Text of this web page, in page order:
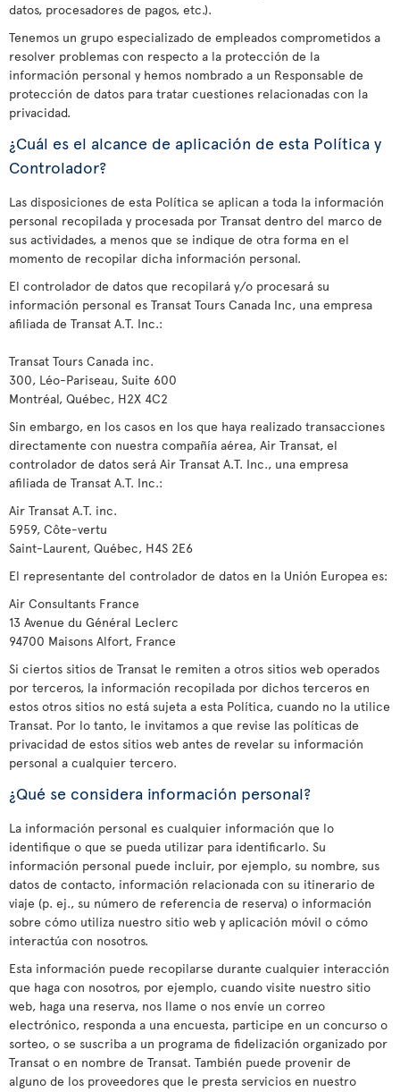
datos, procesadores de pagos, etc.).
Tenemos un grupo especializado de empleados comprometidos a
resolver problemas con respecto a la protección de la
información personal y hemos nombrado a un Responsable de
protección de datos para tratar cuestiones relacionadas con la
privacidad.
¿Cuál es el alcance de aplicación de esta Política y
Controlador?
Las disposiciones de esta Política se aplican a toda la información
personal recopilada y procesada por Transat dentro del marco de
sus actividades, a menos que se indique de otra forma en el
momento de recopilar dicha información personal.
El controlador de datos que recopilará y/o procesará su
información personal es Transat Tours Canada Inc, una empresa
afiliada de Transat A.T. Inc.:
Transat Tours Canada inc.
300, Léo-Pariseau, Suite 600
Montréal, Québec, H2X 4C2
Sin embargo, en los casos en los que haya realizado transacciones
directamente con nuestra compañía aérea, Air Transat, el
controlador de datos será Air Transat A.T. Inc., una empresa
afiliada de Transat A.T. Inc.:
Air Transat A.T. inc.
5959, Côte-vertu
Saint-Laurent, Québec, H4S 2E6
El representante del controlador de datos en la Unión Europea es:
Air Consultants France
13 Avenue du Général Leclerc
94700 Maisons Alfort, France
Si ciertos sitios de Transat le remiten a otros sitios web operados
por terceros, la información recopilada por dichos terceros en
estos otros sitios no está sujeta a esta Política, cuando no la utilice
Transat. Por lo tanto, le invitamos a que revise las políticas de
privacidad de estos sitios web antes de revelar su información
personal a cualquier tercero.
¿Qué se considera información personal?
La información personal es cualquier información que lo
identifique o que se pueda utilizar para identificarlo. Su
información personal puede incluir, por ejemplo, su nombre, sus
datos de contacto, información relacionada con su itinerario de
viaje (p. ej., su número de referencia de reserva) o información
sobre cómo utiliza nuestro sitio web y aplicación móvil o cómo
interactúa con nosotros.
Esta información puede recopilarse durante cualquier interacción
que haga con nosotros, por ejemplo, cuando visite nuestro sitio
web, haga una reserva, nos llame o nos envíe un correo
electrónico, responda a una encuesta, participe en un concurso o
sorteo, o se suscriba a un programa de fidelización organizado por
Transat o en nombre de Transat. También puede provenir de
alguno de los proveedores que le presta servicios en nuestro